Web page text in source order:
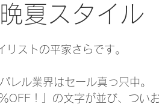
夏スタイル
ストの平家さらです。
レル業界はセール真っ只中。
OFF！」の文字が並び、つい